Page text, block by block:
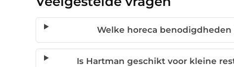
Welke horeca benodigdheden
Is Hartman geschikt voor kleine